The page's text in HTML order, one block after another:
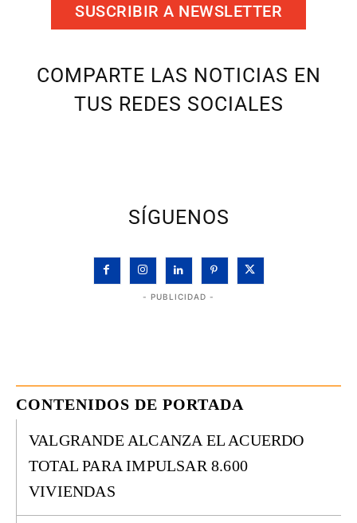
SUSCRIBIR A NEWSLETTER
COMPARTE LAS NOTICIAS EN
TUS REDES SOCIALES
SÍGUENOS
- PUBLICIDAD -
CONTENIDOS DE PORTADA
VALGRANDE ALCANZA EL ACUERDO
TOTAL PARA IMPULSAR 8.600
VIVIENDAS